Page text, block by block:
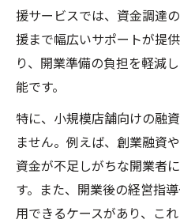
援サービスでは、資金調達
援まで幅広いサポートが提
り、開業準備の負担を軽減
能です。
特に、小規模店舗向けの融
ません。例えば、創業融資
資金が不足しがちな開業者
す。また、開業後の経営指
用できるケースがあり、こ